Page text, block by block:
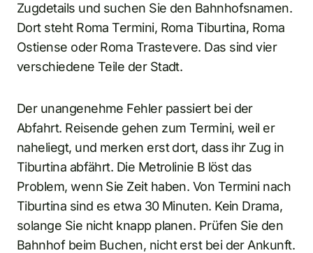
Zugdetails und suchen Sie den Bahnhofsnamen.
Dort steht Roma Termini, Roma Tiburtina, Roma
Ostiense oder Roma Trastevere. Das sind vier
verschiedene Teile der Stadt.
Der unangenehme Fehler passiert bei der
Abfahrt. Reisende gehen zum Termini, weil er
naheliegt, und merken erst dort, dass ihr Zug in
Tiburtina abfährt. Die Metrolinie B löst das
Problem, wenn Sie Zeit haben. Von Termini nach
Tiburtina sind es etwa 30 Minuten. Kein Drama,
solange Sie nicht knapp planen. Prüfen Sie den
Bahnhof beim Buchen, nicht erst bei der Ankunft.